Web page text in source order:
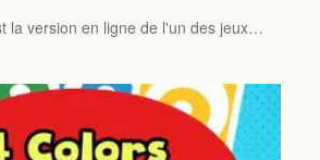
la version en ligne de l'un des jeux…